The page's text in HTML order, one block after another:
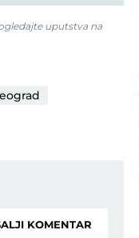
uputstva na
KOMENTAR